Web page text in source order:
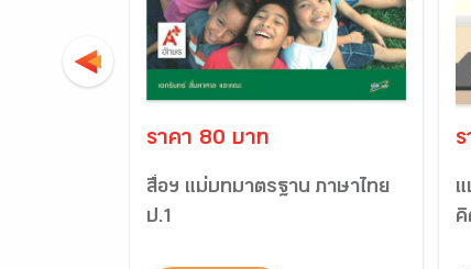
ราคา 80 บาท
สื่อฯ แม่บทมาตรฐาน ภาษาไทย
ป.1
แ
คิ